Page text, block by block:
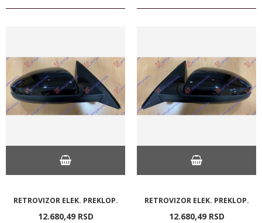
RETROVIZOR ELEK. PREKLOP.
12.680,49 RSD
RETROVIZOR ELEK. PREKLOP.
12.680,49 RSD